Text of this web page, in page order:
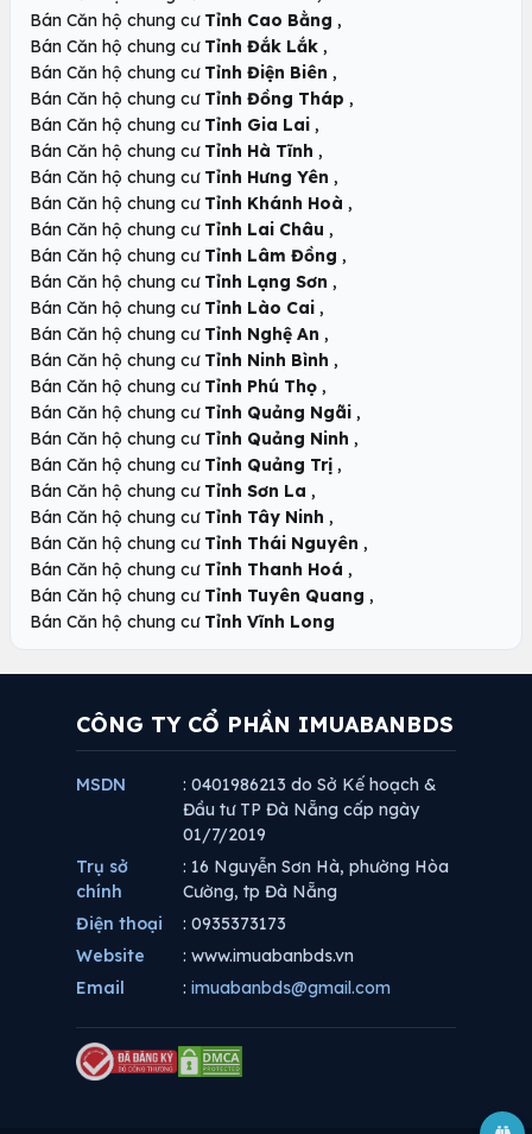
Bán Căn hộ chung cư Tỉnh Cao Bằng ,
Bán Căn hộ chung cư Tỉnh Đắk Lắk ,
Bán Căn hộ chung cư Tỉnh Điện Biên ,
Bán Căn hộ chung cư Tỉnh Đồng Tháp ,
Bán Căn hộ chung cư Tỉnh Gia Lai ,
Bán Căn hộ chung cư Tỉnh Hà Tĩnh ,
Bán Căn hộ chung cư Tỉnh Hưng Yên ,
Bán Căn hộ chung cư Tỉnh Khánh Hoà ,
Bán Căn hộ chung cư Tỉnh Lai Châu ,
Bán Căn hộ chung cư Tỉnh Lâm Đồng ,
Bán Căn hộ chung cư Tỉnh Lạng Sơn ,
Bán Căn hộ chung cư Tỉnh Lào Cai ,
Bán Căn hộ chung cư Tỉnh Nghệ An ,
Bán Căn hộ chung cư Tỉnh Ninh Bình ,
Bán Căn hộ chung cư Tỉnh Phú Thọ ,
Bán Căn hộ chung cư Tỉnh Quảng Ngãi ,
Bán Căn hộ chung cư Tỉnh Quảng Ninh ,
Bán Căn hộ chung cư Tỉnh Quảng Trị ,
Bán Căn hộ chung cư Tỉnh Sơn La ,
Bán Căn hộ chung cư Tỉnh Tây Ninh ,
Bán Căn hộ chung cư Tỉnh Thái Nguyên ,
Bán Căn hộ chung cư Tỉnh Thanh Hoá ,
Bán Căn hộ chung cư Tỉnh Tuyên Quang ,
Bán Căn hộ chung cư Tỉnh Vĩnh Long
CÔNG TY CỔ PHẦN IMUABANBDS
MSDN
: 0401986213 do Sở Kế hoạch &
Đầu tư TP Đà Nẵng cấp ngày
01/7/2019
Trụ sở
chính
: 16 Nguyễn Sơn Hà, phường Hòa
Cường, tp Đà Nẵng
Điện thoại
: 0935373173
Website
: www.imuabanbds.vn
Email
: imuabanbds@gmail.com